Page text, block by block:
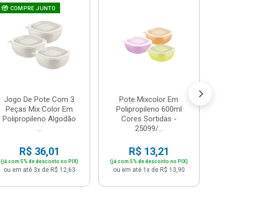
COMPRE JUNTO
Jogo De Pote Com 3
Peças Mix Color Em
Polipropileno Algodão
...
R$ 36,01
(já com 5% de desconto no PIX)
ou em até 3x de R$ 12,63
Pote Mixcolor Em
Polipropileno 600ml
Cores Sortidas -
25099/...
R$ 13,21
(já com 5% de desconto no PIX)
ou em até 1x de R$ 13,90